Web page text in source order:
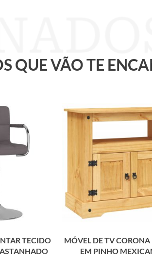
QUE VÃO TE
TECIDO
MÓVEL DE TV CORONA
EM PINHO